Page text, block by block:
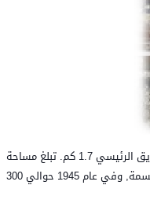
تقع الى الشمال الشرقي من مدينة رام الله, ترتفع عن سطح البحر حوالي 790م, ويصلها طريق داخلي يربطها بالطريق الرئيسي 1.7 كم. تبلغ مساحة
أراضيها 2431 دونماً, وتحيط بها أراضي قرى سلواد, عين سينيا, وعين يبرود. قدر عدد سكانها عام 1922 حوالي 199 نسمة, وفي عام 1945 حوالي 300